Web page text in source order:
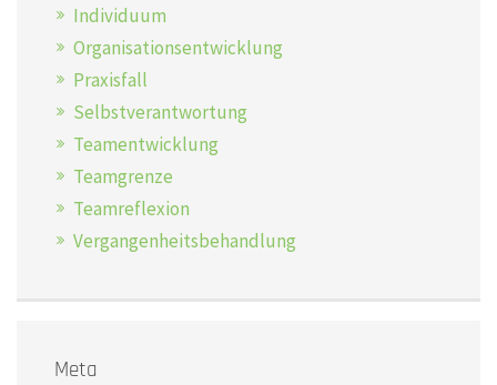
Individuum
Organisationsentwicklung
Praxisfall
Selbstverantwortung
Teamentwicklung
Teamgrenze
Teamreflexion
Vergangenheitsbehandlung
Meta